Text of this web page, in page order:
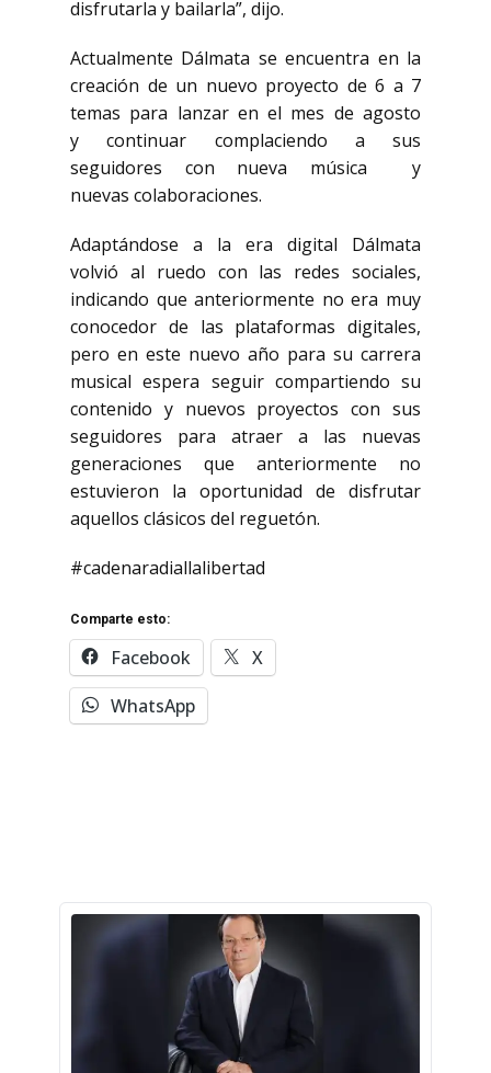
disfrutarla y bailarla”, dijo.
Actualmente Dálmata se encuentra en la
creación de un nuevo proyecto de 6 a 7
temas para lanzar en el mes de agosto
y continuar complaciendo a sus
seguidores con nueva música y
nuevas colaboraciones.
Adaptándose a la era digital Dálmata
volvió al ruedo con las redes sociales,
indicando que anteriormente no era muy
conocedor de las plataformas digitales,
pero en este nuevo año para su carrera
musical espera seguir compartiendo su
contenido y nuevos proyectos con sus
seguidores para atraer a las nuevas
generaciones que anteriormente no
estuvieron la oportunidad de disfrutar
aquellos clásicos del reguetón.
#cadenaradiallalibertad
Comparte esto:
Facebook
X
WhatsApp